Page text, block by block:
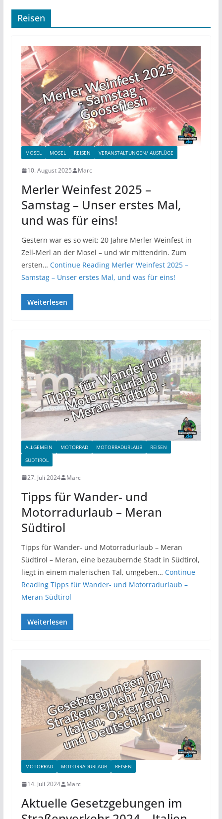
Reisen
MOSEL MOSEL REISEN VERANSTALTUNGEN/ AUSFLÜGE
10. August 2025 Marc
Merler Weinfest 2025 –
Samstag – Unser erstes Mal,
und was für eins!
Gestern war es so weit: 20 Jahre Merler Weinfest in
Zell-Merl an der Mosel – und wir mittendrin. Zum
ersten… Continue ReadingMerler Weinfest 2025 –
Samstag – Unser erstes Mal, und was für eins!
Weiterlesen
ALLGEMEIN MOTORRAD MOTORRADURLAUB
REISEN
SÜDTIROL
27. Juli 2024 Marc
Tipps für Wander- und
Motorradurlaub – Meran
Südtirol
Tipps für Wander- und Motorradurlaub – Meran
Südtirol – Meran, eine bezaubernde Stadt in Südtirol,
liegt in einem malerischen Tal, umgeben… Continue
ReadingTipps für Wander- und Motorradurlaub –
Meran Südtirol
Weiterlesen
MOTORRAD MOTORRADURLAUB REISEN
14. Juli 2024 Marc
Aktuelle Gesetzgebungen im